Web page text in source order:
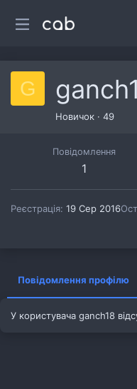
G
Новичок · 49
Повідомлення
1
Реєстрація 19 Сер 2016
Повідомлення профілю
У користувача ganch18